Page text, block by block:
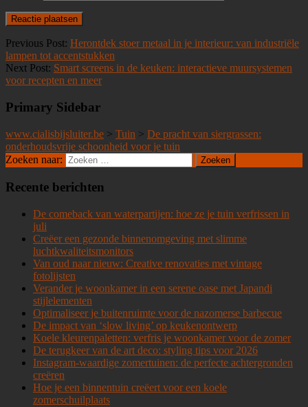
Previous Post: Herontdek stoer metaal in je interieur: van industriële
lampen tot accentstukken
Next Post: Smart screens in de keuken: interactieve muursystemen
voor recepten en meer
Primary Sidebar
www.cialisbijsluiter.be > Tuin > De pracht van siergrassen:
onderhoudsvrije schoonheid voor je tuin
Zoeken naar:
Recente berichten
De comeback van waterpartijen: hoe ze je tuin verfrissen in
juli
Creëer een gezonde binnenomgeving met slimme
luchtkwaliteitsmonitors
Van oud naar nieuw: Creative renovaties met vintage
fotolijsten
Verander je woonkamer in een serene oase met Japandi
stijlelementen
Optimaliseer je buitenruimte voor de nazomerse barbecue
De impact van ‘slow living’ op keukenontwerp
Koele kleurenpaletten: verfris je woonkamer voor de zomer
De terugkeer van de art deco: styling tips voor 2026
Instagram-waardige zomertuinen: de perfecte achtergronden
creëren
Hoe je een binnentuin creëert voor een koele
zomerschuilplaats